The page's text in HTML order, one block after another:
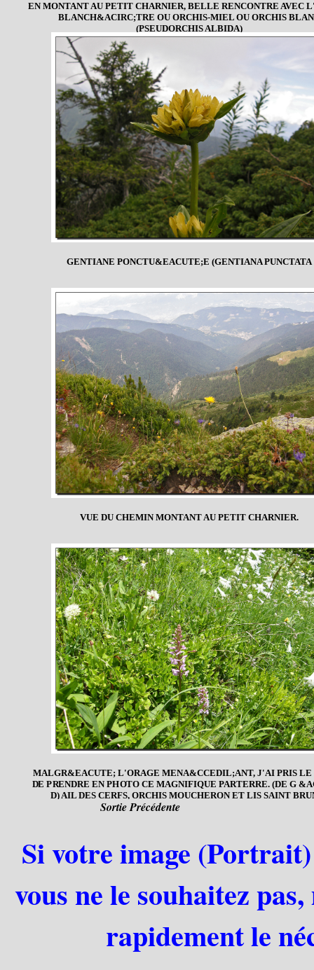
EN MONTANT AU PETIT CHARNIER, BELLE RENCONTRE AVEC
BLANCH&ACIRC;TRE OU ORCHIS-MIEL OU ORCHIS
(PSEUDORCHIS ALBIDA)
GENTIANE PONCTU&EACUTE;E (GENTIANA PUNCTATA
VUE DU CHEMIN MONTANT AU PETIT CHARNIER.
MALGR&EACUTE; L'ORAGE MENA&CCEDIL;ANT, J'AI PRIS LE
DE PRENDRE EN PHOTO CE MAGNIFIQUE PARTERRE. (DE G
D) AIL DES CERFS, ORCHIS MOUCHERON ET LIS SAINT
Sortie Précédente
Si votre image
vous ne le souhaitez
rapidement le